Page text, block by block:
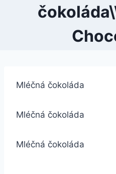
Mléčná čokoláda
Mléčná čokoláda
Mléčná čokoláda